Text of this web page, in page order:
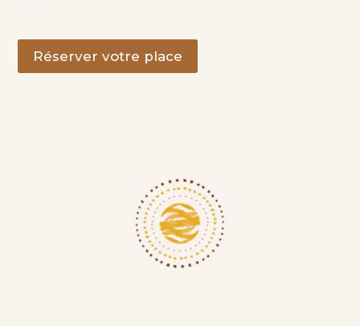
Réserver votre place